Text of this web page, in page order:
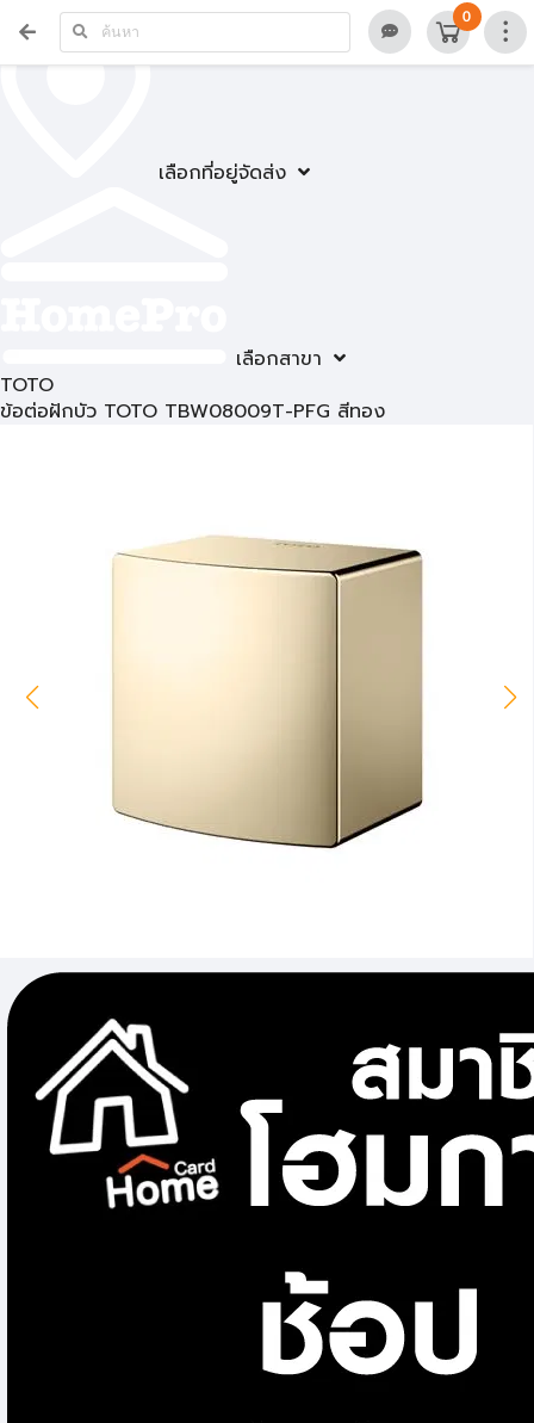
เลือกที่อยู่จัดส่ง
เลือกสาขา
0
TOTO
ข้อต่อฝักบัว TOTO TBW08009T-PFG สีทอง